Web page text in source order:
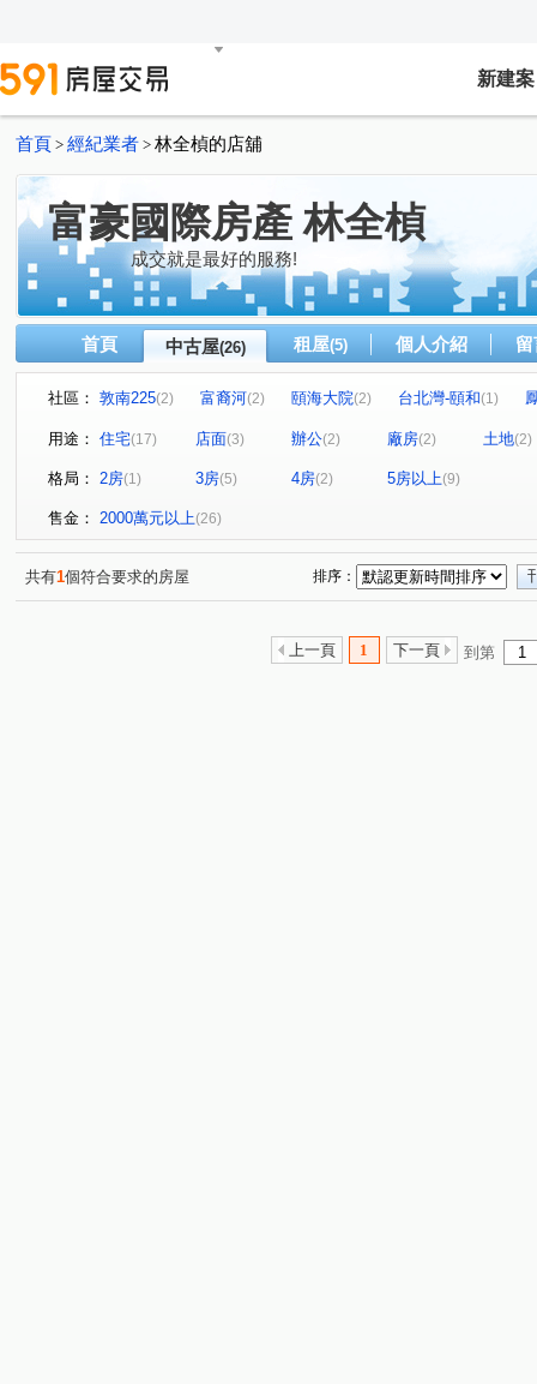
新建案
首頁 > 經紀業者 > 林全楨的店舖
富豪國際房產 林全楨
成交就是最好的服務!
首頁 中古屋(26) 租屋(5) 個人介紹
社區： 敦南225(2) 富裔河(2) 頤海大院(2) 台北灣-頤和(1)
冠德青璞匯
大直上城 潤泰敦仁
復興路
中正東路二段 (3) 五權六路(1) 五工三路
茅埔三路(2) 八寮灣
濱海路三段(1) 堤頂大道二段(1) 德行東路(2) 經貿二路
環河東路四段
用途： 住宅(17) 店面(3) 辦公(2) 廠房(2) 土地(2)
格局： 2房(1) 3房(5) 4房(2) 5房以上(9)
售金： 2000萬元以上(26)
共有1個符合要求的房屋 排序：
上一頁 1 下一頁 到第